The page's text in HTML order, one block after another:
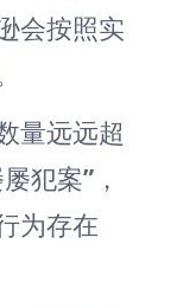
会按照实
量远远超
犯案”，
为存在